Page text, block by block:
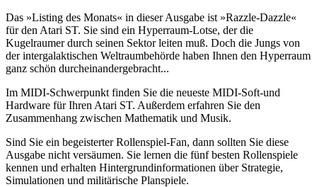
Das »Listing des Monats« in dieser Ausgabe ist »Razzle-Dazzle«
für den Atari ST. Sie sind ein Hyperraum-Lotse, der die
Kugelraumer durch seinen Sektor leiten muß. Doch die Jungs von
der intergalaktischen Weltraumbehörde haben Ihnen den Hyperraum
ganz schön durcheinandergebracht...
Im MIDI-Schwerpunkt finden Sie die neueste MIDI-Soft-und
Hardware für Ihren Atari ST. Außerdem erfahren Sie den
Zusammenhang zwischen Mathematik und Musik.
Sind Sie ein begeisterter Rollenspiel-Fan, dann sollten Sie diese
Ausgabe nicht versäumen. Sie lernen die fünf besten Rollenspiele
kennen und erhalten Hintergrundinformationen über Strategie,
Simulationen und militärische Planspiele.